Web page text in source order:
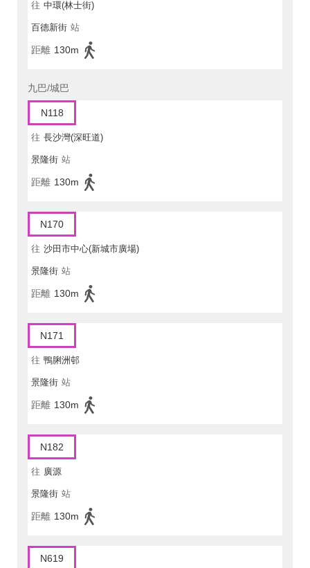
往 中環(林士街)
百德新街 站
距離 130m
九巴/城巴
N118
往 長沙灣(深旺道)
景隆街 站
距離 130m
N170
往 沙田市中心(新城市廣場)
景隆街 站
距離 130m
N171
往 鴨脷洲邨
景隆街 站
距離 130m
N182
往 廣源
景隆街 站
距離 130m
N619